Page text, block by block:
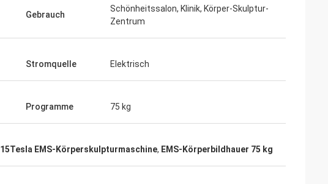
Gebrauch
Schönheitssalon, Klinik, Körper-Skulptur-
Zentrum
Stromquelle Elektrisch
Programme 75 kg
15Tesla EMS-Körperskulpturmaschine, EMS-Körperbildhauer 75 kg